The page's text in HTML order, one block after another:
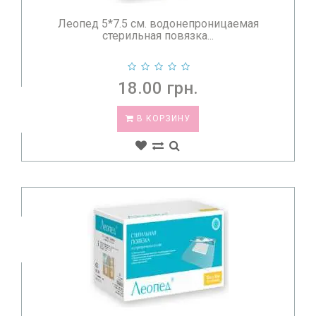
РАНАМИ?
материалов для ухода за ранами:
хирургические пластыри,
гидроколлоидные и абсорбирующие повязки,
атравматичные повязки,
Почему Med-line?
Широкий выбор.
Средства ухода подходят как для
профессионального, так и для домашнего
использования.
Доступность. Удобные условия доставки и
демократичные цены.
Леопед 5*7.5 см. водонепроницаемая
стерильная повязка...
18.00 грн.
В КОРЗИНУ